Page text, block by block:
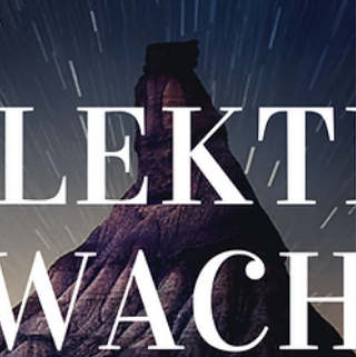
Quadrat, Trigon) transitiert.